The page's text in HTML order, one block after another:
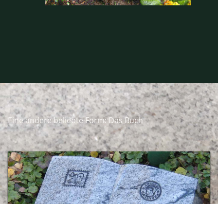
Eine andere beliebte Form: Das Buch